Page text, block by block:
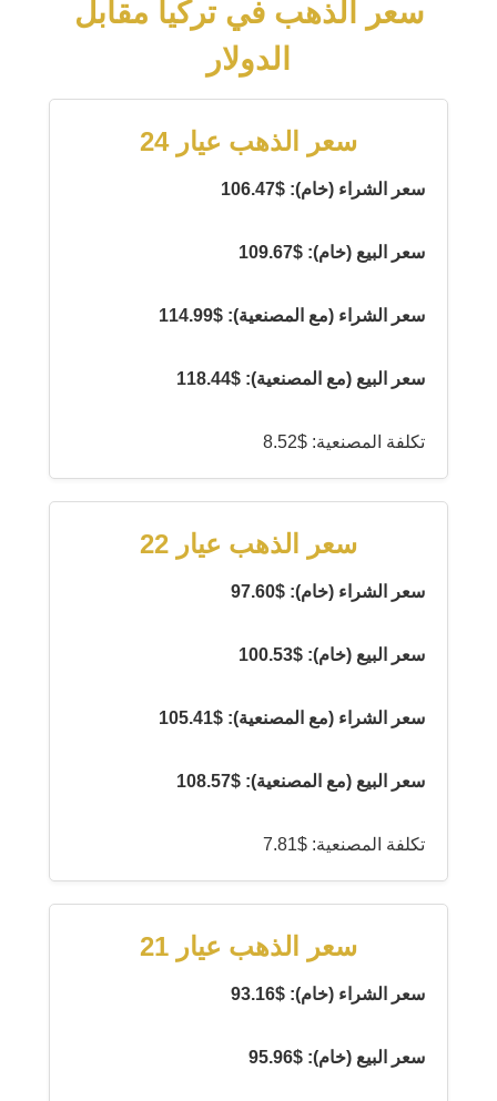
سعر الذهب في تركيا مقابل
الدولار
سعر الذهب عيار 24
سعر الشراء (خام): $106.47
سعر البيع (خام): $109.67
سعر الشراء (مع المصنعية): $114.99
سعر البيع (مع المصنعية): $118.44
تكلفة المصنعية: $8.52
سعر الذهب عيار 22
سعر الشراء (خام): $97.60
سعر البيع (خام): $100.53
سعر الشراء (مع المصنعية): $105.41
سعر البيع (مع المصنعية): $108.57
تكلفة المصنعية: $7.81
سعر الذهب عيار 21
سعر الشراء (خام): $93.16
سعر البيع (خام): $95.96